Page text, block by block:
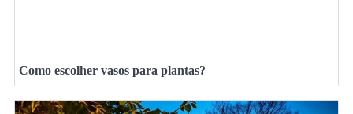
Como escolher vasos para plantas?